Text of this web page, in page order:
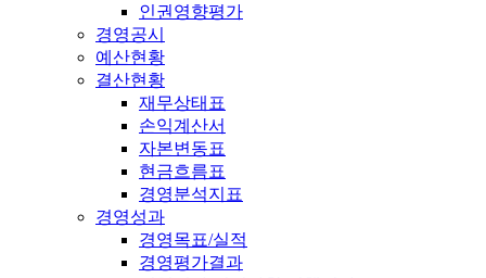
인권영향평가
경영공시
예산현황
결산현황
재무상태표
손익계산서
자본변동표
현금흐름표
경영분석지표
경영성과
경영목표/실적
경영평가결과